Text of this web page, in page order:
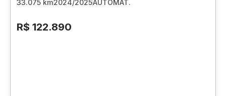
33.075 km2024/2025AUTOMAT.
R$ 122.890